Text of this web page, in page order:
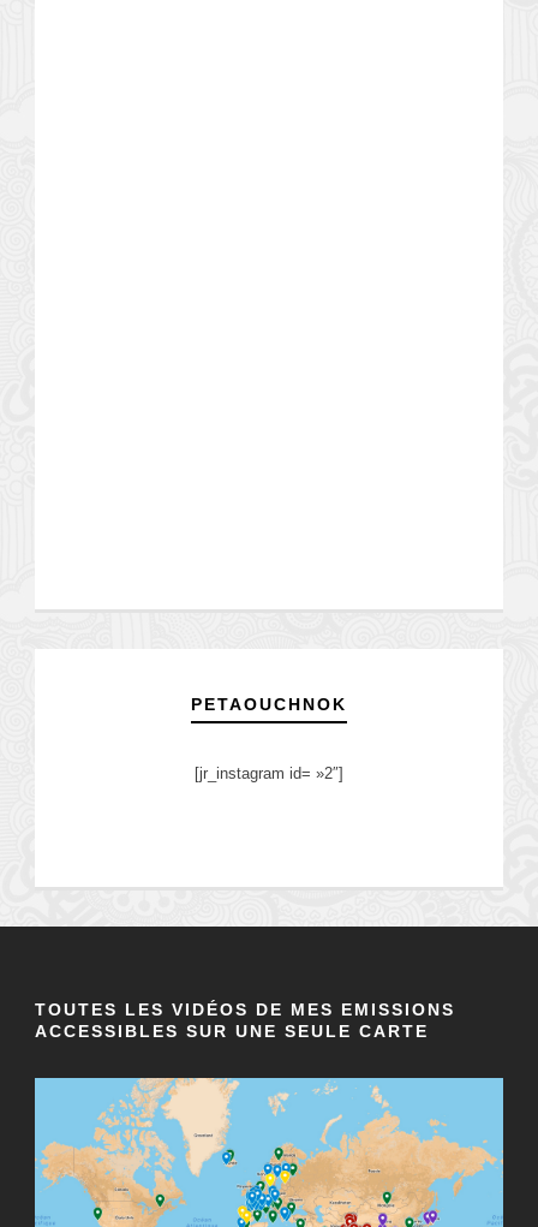
PETAOUCHNOK
[jr_instagram id= »2″]
TOUTES LES VIDÉOS DE MES EMISSIONS
ACCESSIBLES SUR UNE SEULE CARTE